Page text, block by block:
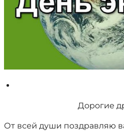
Дорогие
От всей души поздравляю